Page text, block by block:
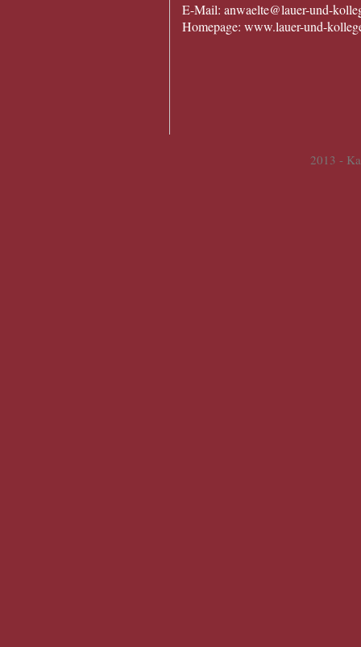
E-Mail: anwaelte@lauer-und-
Homepage: www.lauer-und-
2013 -